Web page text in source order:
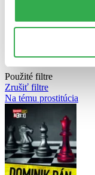
Najdrahšie
70 produktov
Použité filtre
Zrušiť filtre
Na tému prostitúcia